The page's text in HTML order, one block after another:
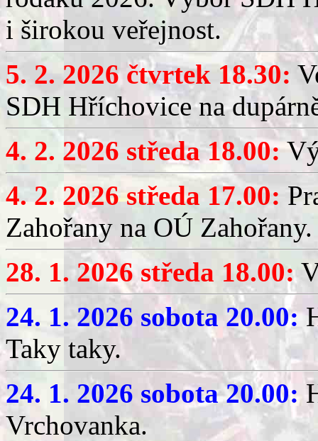
i širokou veřejnost.
5. 2. 2026 čtvrtek 18.30:
SDH Hříchovice na
4. 2. 2026 středa 18.00:
4. 2. 2026 středa 17.00:
Zahořany na OÚ Zahořany.
28. 1. 2026 středa 18.00:
24. 1. 2026 sobota 20.00:
Taky taky.
24. 1. 2026 sobota 20.00:
Vrchovanka.